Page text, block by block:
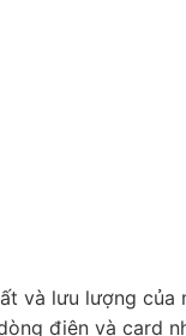
và lưu lượng của
điện và card